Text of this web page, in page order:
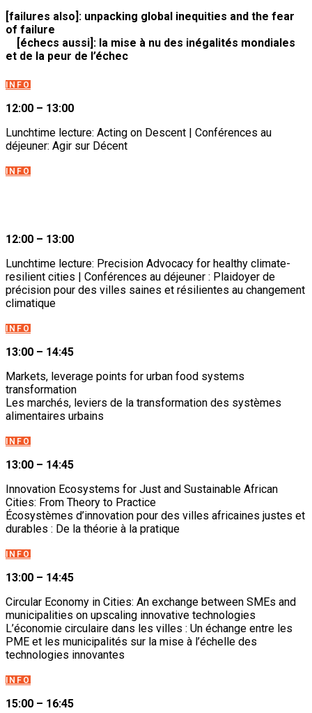
[failures also]: unpacking global inequities and the fear
of failure
[échecs aussi]: la mise à nu des inégalités mondiales
et de la peur de l’échec
INFO
12:00 – 13:00
Lunchtime lecture: Acting on Descent | Conférences au
déjeuner: Agir sur Décent
INFO
12:00 – 13:00
Lunchtime lecture: Precision Advocacy for healthy climate-
resilient cities | Conférences au déjeuner : Plaidoyer de
précision pour des villes saines et résilientes au changement
climatique
INFO
13:00 – 14:45
Markets, leverage points for urban food systems
transformation
Les marchés, leviers de la transformation des systèmes
alimentaires urbains
INFO
13:00 – 14:45
Innovation Ecosystems for Just and Sustainable African
Cities: From Theory to Practice
Écosystèmes d’innovation pour des villes africaines justes et
durables : De la théorie à la pratique
INFO
13:00 – 14:45
Circular Economy in Cities: An exchange between SMEs and
municipalities on upscaling innovative technologies
L’économie circulaire dans les villes : Un échange entre les
PME et les municipalités sur la mise à l’échelle des
technologies innovantes
INFO
15:00 – 16:45